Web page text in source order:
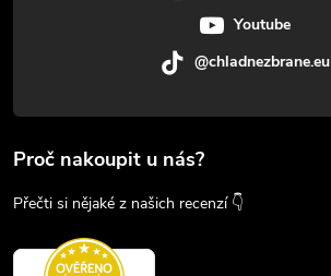
Youtube
@chladnezbrane.eu
Proč nakoupit u nás?
Přečti si nějaké z našich recenzí 👇